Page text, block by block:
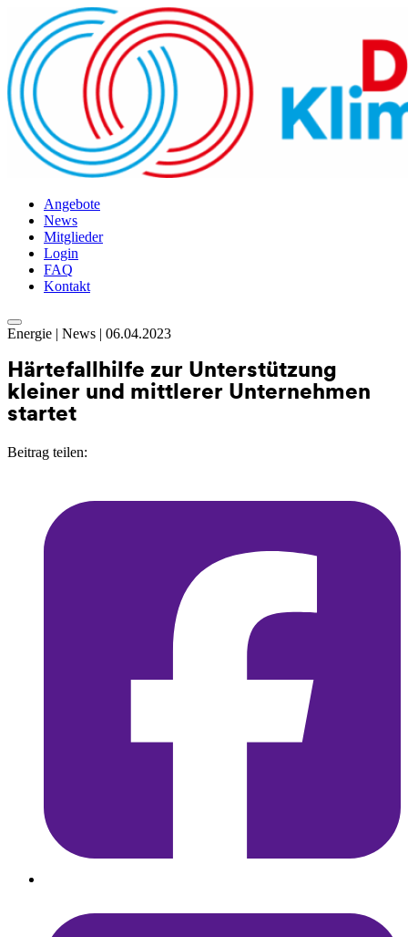
Angebote
News
Mitglieder
Login
FAQ
Kontakt
Skip
content
Energie | News | 06.04.2023
Härtefallhilfe zur Unterstützung
kleiner und mittlerer Unternehmen
startet
Beitrag teilen: